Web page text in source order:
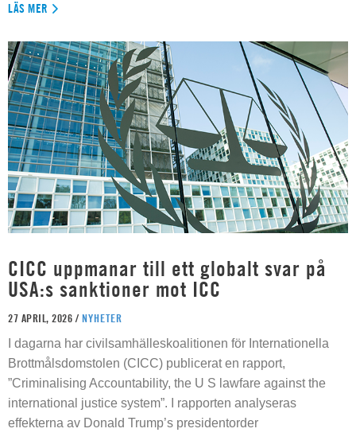
LÄS MER
CICC uppmanar till ett globalt svar på
USA:s sanktioner mot ICC
27 APRIL, 2026 / NYHETER
I dagarna har civilsamhälleskoalitionen för Internationella
Brottmålsdomstolen (CICC) publicerat en rapport,
”Criminalising Accountability, the U S lawfare against the
international justice system”. I rapporten analyseras
effekterna av Donald Trump’s presidentorder